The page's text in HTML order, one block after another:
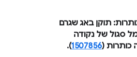
: תוקן באג שגרם
סגול של נקודה
כותרות (
1507856
).